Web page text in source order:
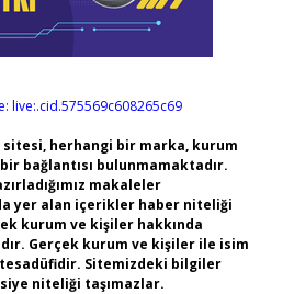
live:.cid.575569c608265c69
herhangi bir marka, kurum
bağlantısı bulunmamaktadır.
makaleler
yer alan içerikler haber niteliği
kurum ve kişiler hakkında
Gerçek kurum ve kişiler ile isim
Sitemizdeki bilgiler
niteliği taşımazlar.